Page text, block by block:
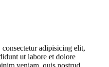
adipisicing elit,
ut labore et dolore